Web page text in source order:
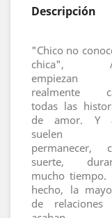
Descripción
"Chico no
chica",
empiezan
realmente
todas las
de amor. Y
suelen
permanecer,
suerte,
mucho tiempo.
hecho, la
de relaciones